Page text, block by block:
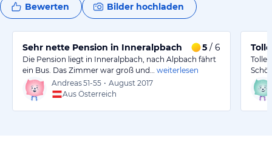
Bewerten Bilder hochladen
Sehr nette Pension in Inneralpbach 5 / 6
Die Pension liegt in Inneralpbach, nach Alpbach fährt
ein Bus. Das Zimmer war groß und…
weiterlesen
Andreas51-55 • August 2017
Aus Österreich
Tolle